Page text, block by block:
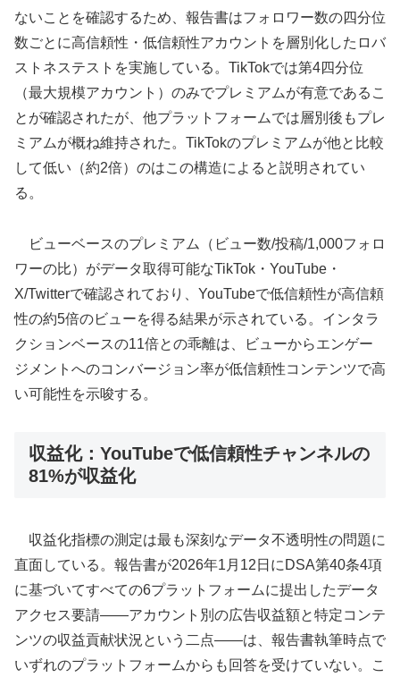
ないことを確認するため、報告書はフォロワー数の四分位
数ごとに高信頼性・低信頼性アカウントを層別化したロバ
ストネステストを実施している。TikTokでは第4四分位
（最大規模アカウント）のみでプレミアムが有意であるこ
とが確認されたが、他プラットフォームでは層別後もプレ
ミアムが概ね維持された。TikTokのプレミアムが他と比較
して低い（約2倍）のはこの構造によると説明されてい
る。
ビューベースのプレミアム（ビュー数/投稿/1,000フォロ
ワーの比）がデータ取得可能なTikTok・YouTube・
X/Twitterで確認されており、YouTubeで低信頼性が高信頼
性の約5倍のビューを得る結果が示されている。インタラ
クションベースの11倍との乖離は、ビューからエンゲー
ジメントへのコンバージョン率が低信頼性コンテンツで高
い可能性を示唆する。
収益化：YouTubeで低信頼性チャンネルの
81%が収益化
収益化指標の測定は最も深刻なデータ不透明性の問題に
直面している。報告書が2026年1月12日にDSA第40条4項
に基づいてすべての6プラットフォームに提出したデータ
アクセス要請——アカウント別の広告収益額と特定コンテ
ンツの収益貢献状況という二点——は、報告書執筆時点で
いずれのプラットフォームからも回答を受けていない。こ